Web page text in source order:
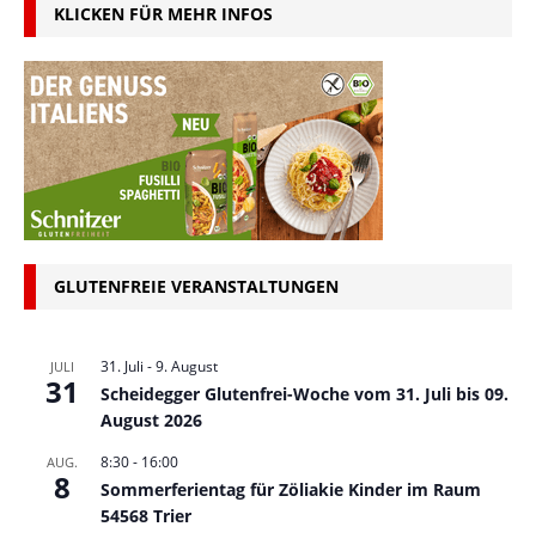
KLICKEN FÜR MEHR INFOS
GLUTENFREIE VERANSTALTUNGEN
JULI
31
31. Juli -9. August
Scheidegger Glutenfrei-Woche vom 31. Juli bis 09.
August 2026
AUG.
8
8:30- 16:00
Sommerferientag für Zöliakie Kinder im Raum
54568 Trier